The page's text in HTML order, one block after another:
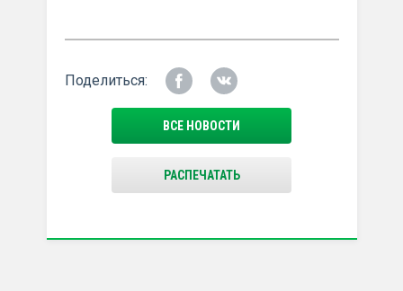
Поделиться:
ВСЕ НОВОСТИ
РАСПЕЧАТАТЬ